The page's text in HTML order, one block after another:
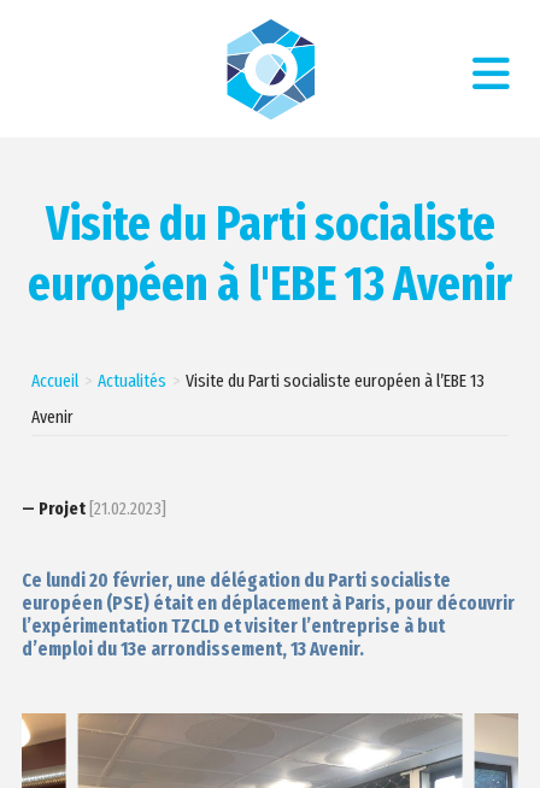
Visite du Parti socialiste
européen à l'EBE 13 Avenir
Accueil Actualités
Visite du Parti socialiste européen à l’EBE 13
Avenir
— Projet[21.02.2023]
Ce lundi 20 février, une délégation du Parti socialiste
européen(PSE) était en déplacement à Paris, pour découvrir
l’expérimentation TZCLD et visiter l’entreprise à but
d’emploi du 13e arrondissement,13 Avenir.